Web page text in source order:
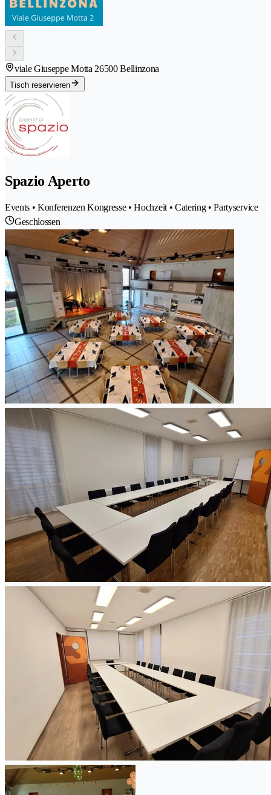
viale Giuseppe Motta 26500 Bellinzona
Tisch reservieren
Spazio Aperto
Events • Konferenzen Kongresse • Hochzeit • Catering • Partyservice
Geschlossen